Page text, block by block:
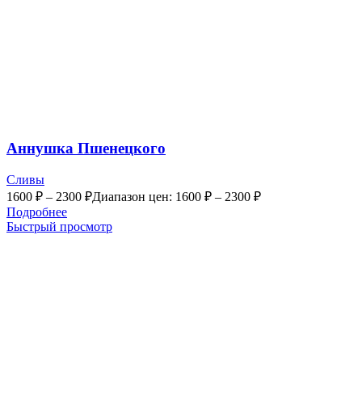
Аннушка Пшенецкого
Сливы
1600 ₽ – 2300 ₽Диапазон цен: 1600 ₽ – 2300 ₽
Подробнее
Быстрый просмотр